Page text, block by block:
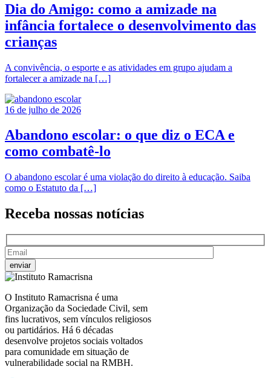
Dia do Amigo: como a amizade na
infância fortalece o desenvolvimento das
crianças
A convivência, o esporte e as atividades em grupo ajudam a
fortalecer a amizade na […]
16 de julho de 2026
Abandono escolar: o que diz o ECA e
como combatê-lo
O abandono escolar é uma violação do direito à educação. Saiba
como o Estatuto da […]
Receba nossas notícias
O Instituto Ramacrisna é uma
Organização da Sociedade Civil, sem
fins lucrativos, sem vínculos religiosos
ou partidários. Há 6 décadas
desenvolve projetos sociais voltados
para comunidade em situação de
vulnerabilidade social na RMBH.